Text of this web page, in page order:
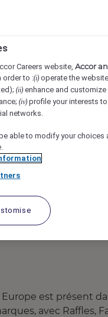
France
est présent
avec Raffles,
Careers website, Accor
order to :(i) operate the
(ii) enhance and
(iv) profile your interests
networks.
able to modify your